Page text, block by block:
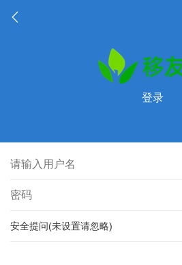
登录
安全提问(未设置请忽略)